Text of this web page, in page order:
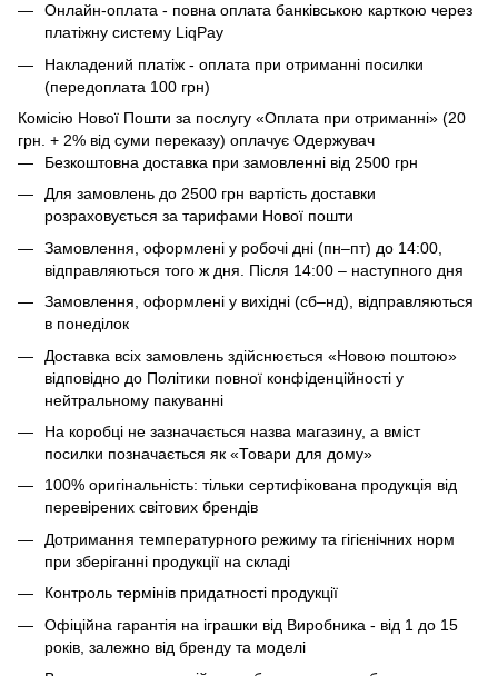
Онлайн-оплата - повна оплата банківською карткою через
платіжну систему LiqPay
Накладений платіж - оплата при отриманні посилки
(передоплата 100 грн)
Комісію Нової Пошти за послугу «Оплата при отриманні» (20
грн. + 2% від суми переказу) оплачує Одержувач
Безкоштовна доставка при замовленні від 2500 грн
Для замовлень до 2500 грн вартість доставки
розраховується за тарифами Нової пошти
Замовлення, оформлені у робочі дні (пн–пт) до 14:00,
відправляються того ж дня. Після 14:00 – наступного дня
Замовлення, оформлені у вихідні (сб–нд), відправляються
в понеділок
Доставка всіх замовлень здійснюється «Новою поштою»
відповідно до Політики повної конфіденційності у
нейтральному пакуванні
На коробці не зазначається назва магазину, а вміст
посилки позначається як «Товари для дому»
100% оригінальність: тільки сертифікована продукція від
перевірених світових брендів
Дотримання температурного режиму та гігієнічних норм
при зберіганні продукції на складі
Контроль термінів придатності продукції
Офіційна гарантія на іграшки від Виробника - від 1 до 15
років, залежно від бренду та моделі